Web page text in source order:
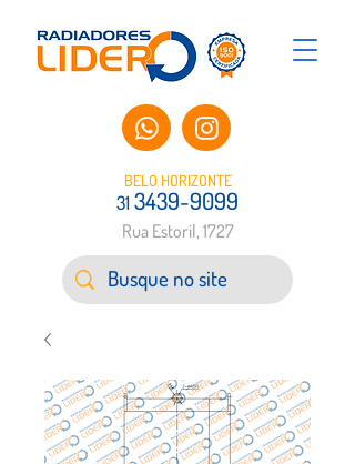
BELO HORIZONTE
313439-9099
Rua Estoril, 1727